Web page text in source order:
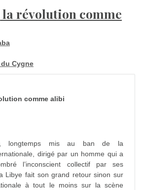
révolution comme
Cygne
comme alibi
longtemps mis au ban de la
dirigé par un homme qui a
l’inconscient collectif par ses
Libye fait son grand retour sinon sur
à tout le moins sur la scène